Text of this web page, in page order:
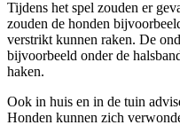
Tijdens het spel zouden er
zouden de honden
verstrikt kunnen raken. De
bijvoorbeeld onder de
haken.
Ook in huis en in de tuin
Honden kunnen zich